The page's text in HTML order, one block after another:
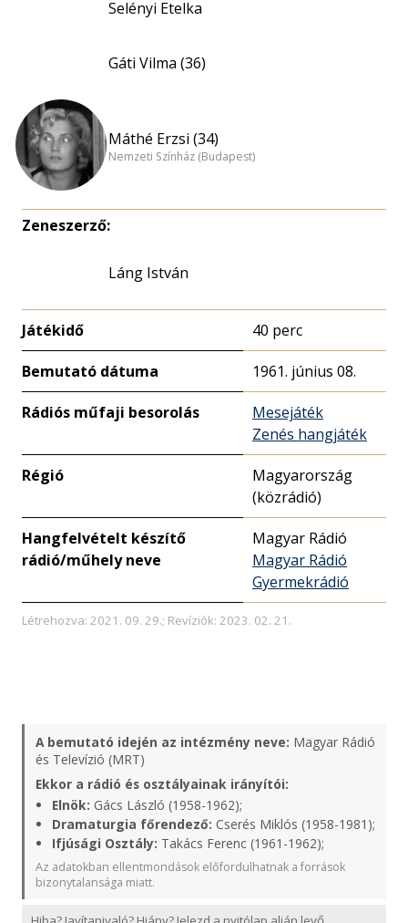
Selényi Etelka
Gáti Vilma (36)
Máthé Erzsi (34)
Nemzeti Színház (Budapest)
Zeneszerző:
Láng István
Játékidő 40 perc
Bemutató dátuma 1961. június 08.
Rádiós műfaji besorolás
Mesejáték
Zenés hangjáték
Régió
Magyarország
(közrádió)
Hangfelvételt készítő
rádió/műhely neve
Magyar Rádió
Magyar Rádió
Gyermekrádió
Létrehozva: 2021. 09. 29.; Revíziók: 2023. 02. 21.
A bemutató idején az intézmény neve: Magyar Rádió
és Televízió (MRT)
Ekkor a rádió és osztályainak irányítói:
Elnök: Gács László (1958-1962);
Dramaturgia főrendező: Cserés Miklós (1958-1981);
Ifjúsági Osztály: Takács Ferenc (1961-1962);
Az adatokban ellentmondások előfordulhatnak a források
bizonytalansága miatt.